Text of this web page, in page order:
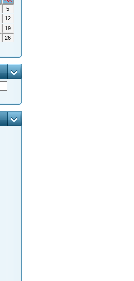
5
12
19
26